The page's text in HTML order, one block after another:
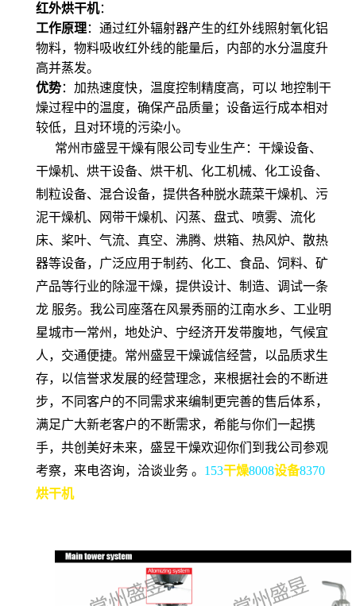
红外烘干机：
工作原理：通过红外辐射器产生的红外线照射氧化铝
物料，物料吸收红外线的能量后，内部的水分温度升
高并蒸发。
优势：加热速度快，温度控制精度高，可以 地控制干
燥过程中的温度，确保产品质量；设备运行成本相对
较低，且对环境的污染小。
常州市盛昱干燥有限公司专业生产：干燥设备、
干燥机、烘干设备、烘干机、化工机械、化工设备、
制粒设备、混合设备，提供各种脱水蔬菜干燥机、污
泥干燥机、网带干燥机、闪蒸、盘式、喷雾、流化
床、桨叶、气流、真空、沸腾、烘箱、热风炉、散热
器等设备，广泛应用于制药、化工、食品、饲料、矿
产品等行业的除湿干燥，提供设计、制造、调试一条
龙 服务。我公司座落在风景秀丽的江南水乡、工业明
星城市一常州，地处沪、宁经济开发带腹地，气候宜
人，交通便捷。常州盛昱干燥诚信经营，以品质求生
存，以信誉求发展的经营理念，来根据社会的不断进
步，不同客户的不同需求来编制更完善的售后体系，
满足广大新老客户的不断需求，希能与你们一起携
手，共创美好未来，盛昱干燥欢迎你们到我公司参观
考察，来电咨询，洽谈业务 。 153干燥8008设备8370
烘干机